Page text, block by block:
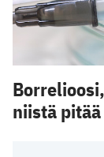
niistä